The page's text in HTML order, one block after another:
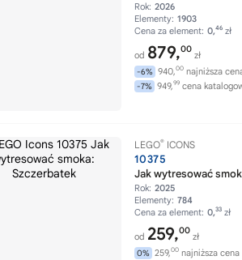
Rok: 2026
Elementy: 1903
Cena za element: 0,46 zł
od 879,00
zł
-6% 940,00 najniższa
-7% 949,99 cena
LEGO® ICONS
10375
Jak wytresować
Rok: 2025
Elementy: 784
Cena za element: 0,33 zł
od 259,00
zł
0% 259,00 najniższa cena